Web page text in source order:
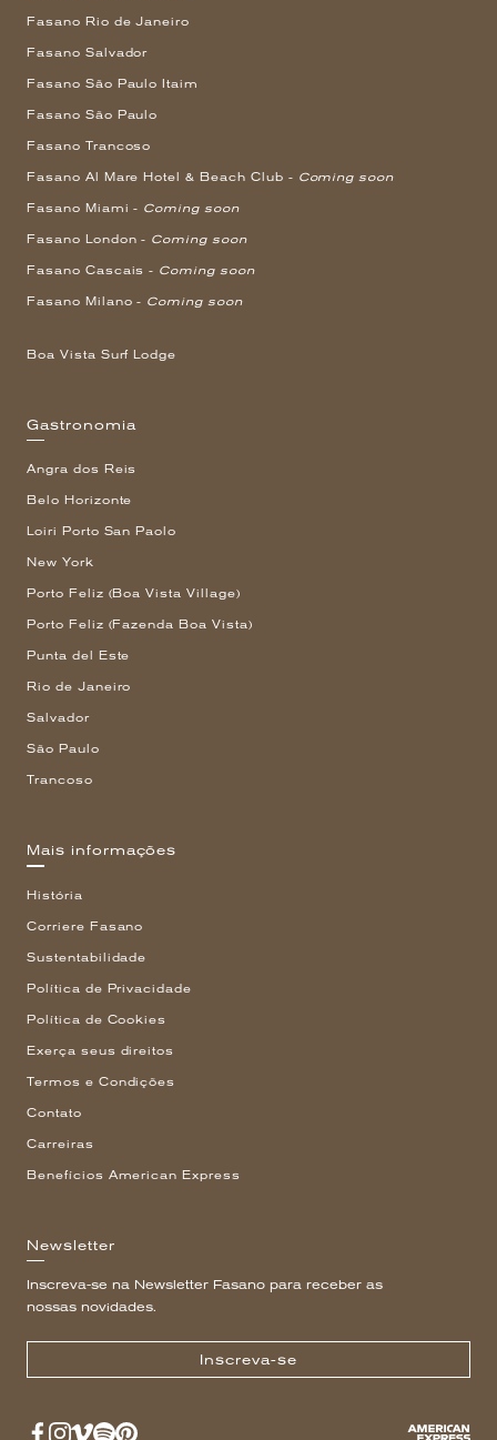
Fasano Rio de Janeiro
Fasano Salvador
Fasano São Paulo Itaim
Fasano São Paulo
Fasano Trancoso
Fasano Al Mare Hotel & Beach Club - Coming soon
Fasano Miami - Coming soon
Fasano London - Coming soon
Fasano Cascais - Coming soon
Fasano Milano - Coming soon
Boa Vista Surf Lodge
Gastronomia
Angra dos Reis
Belo Horizonte
Loiri Porto San Paolo
New York
Porto Feliz (Boa Vista Village)
Porto Feliz (Fazenda Boa Vista)
Punta del Este
Rio de Janeiro
Salvador
São Paulo
Trancoso
Mais informações
História
Corriere Fasano
Sustentabilidade
Política de Privacidade
Política de Cookies
Exerça seus direitos
Termos e Condições
Contato
Carreiras
Benefícios American Express
Newsletter
Inscreva-se na Newsletter Fasano para receber as
nossas novidades.
Inscreva-se